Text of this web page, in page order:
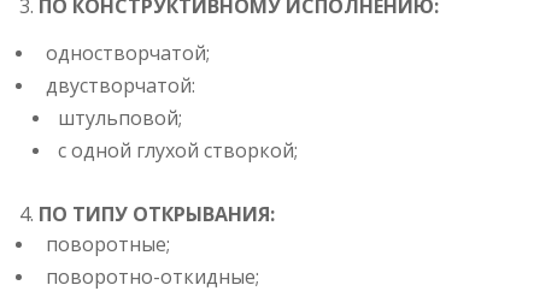
3. ПО КОНСТРУКТИВНОМУ ИСПОЛНЕНИЮ:
одностворчатой;
двустворчатой:
штульповой;
с одной глухой створкой;
4. ПО ТИПУ ОТКРЫВАНИЯ:
поворотные;
поворотно-откидные;